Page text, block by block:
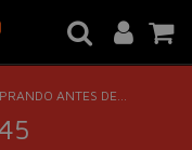
ANTES DE...